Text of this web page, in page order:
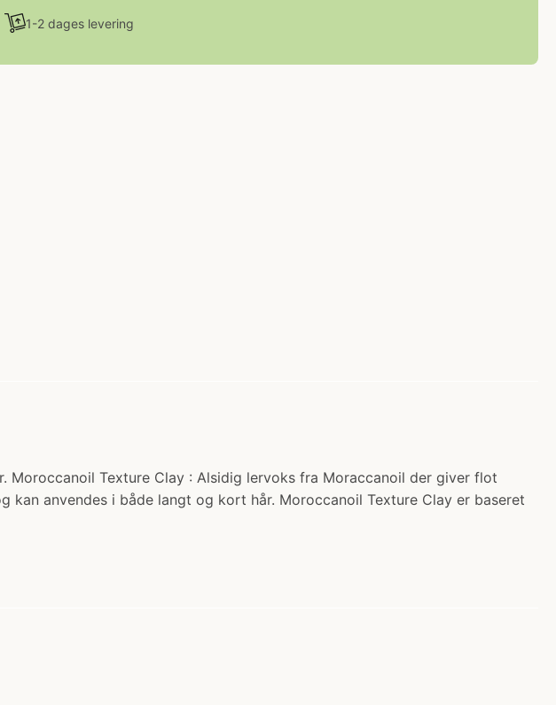
1-2 dages levering
Moroccanoil Texture Clay : Alsidig lervoks fra Moraccanoil der giver flot
anvendes i både langt og kort hår. Moroccanoil Texture Clay er baseret